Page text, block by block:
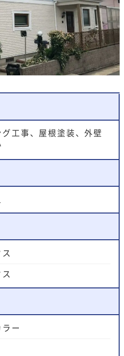
工事、屋根塗装、外壁
ー